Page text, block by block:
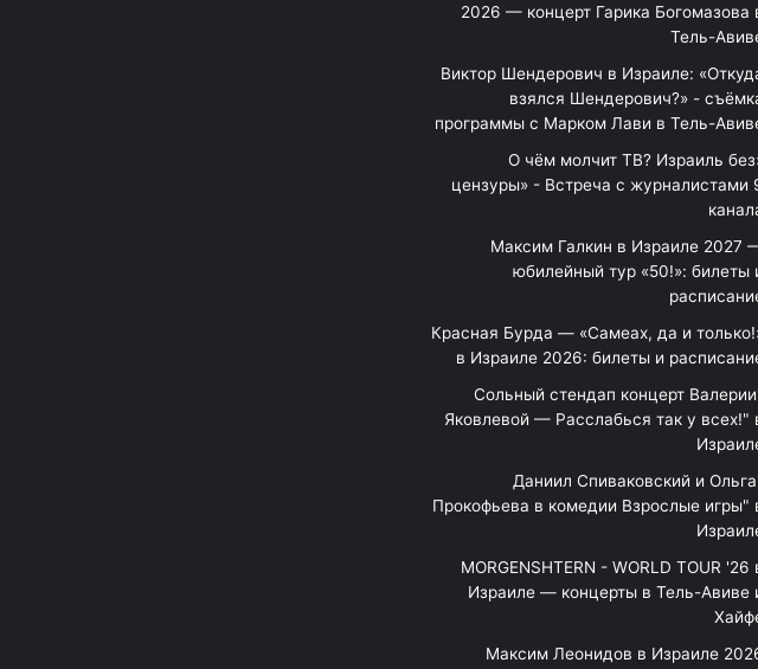
2026 — концерт Гарика Богомазова
Тель-
Виктор Шендерович в Израиле:
взялся Шендерович?» -
программы с Марком Лави в Тель-
«О чём молчит ТВ? Израиль без
цензуры» - Встреча с журналистами
Максим Галкин в Израиле 2027
юбилейный тур «50!»: билеты
Красная Бурда — «Самеах, да и
в Израиле 2026: билеты и
"Сольный стендап концерт Валерии
Яковлевой — Расслабься так у всех!"
"Даниил Спиваковский и Ольга
Прокофьева в комедии Взрослые игры"
MORGENSHTERN - WORLD TOUR '26
Израиле — концерты в Тель-Авиве
Максим Леонидов в Израиле